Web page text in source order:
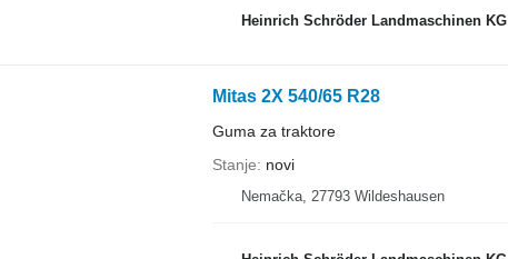
Heinrich Schröder Landmaschinen KG
Mitas 2X 540/65 R28
Guma za traktore
Stanje
novi
Nemačka, 27793 Wildeshausen